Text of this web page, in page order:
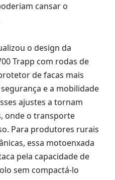
cansar o
o design da
Trapp com rodas de
de facas mais
e a mobilidade
ajustes a tornam
onde o transporte
Para produtores rurais
essa motoenxada
pela capacidade de
sem compactá-lo